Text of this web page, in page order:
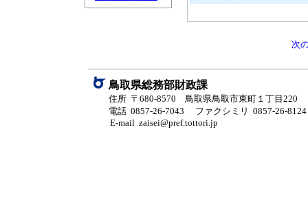
次
鳥取県総務部財政課
住所 〒680-8570 鳥取県鳥取市東町１丁目220
電話 0857-26-7043
ファクシミリ 0857-26-8124
E-mail zaisei@pref.tottori.jp